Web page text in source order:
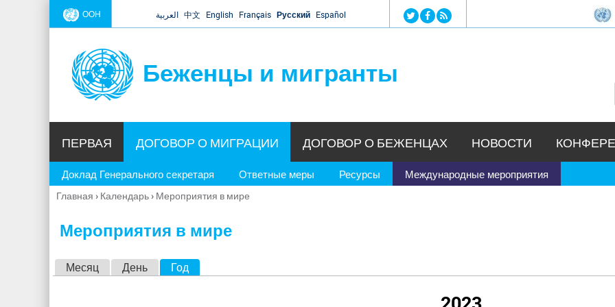
Jump to navigation
ООН العربية 中文 English Français Русский Español
Беженцы и мигранты
ПЕРВАЯ ДОГОВОР О МИГРАЦИИ
Доклад Генерального секретаря Ответные меры Ресурсы Международные мероприятия
ДОГОВОР О БЕЖЕНЦАХ НОВОСТИ
Вы
Главная › Календарь› Мероприятия в мире
Мероприятия в мире
Месяц День Год